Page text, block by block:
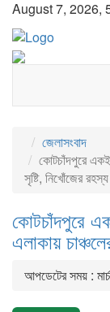
August 7, 2026,
জেলাসংবাদ
কোটচাঁদপুরে একই
সৃষ্টি, নিখোঁজের
কোটচাঁদপুরে
এলাকায়
আপডেটের সময় :